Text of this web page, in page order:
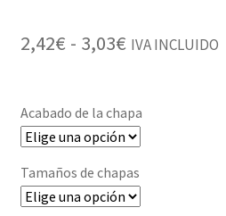
2,42€ - 3,03€ IVA INCLUIDO
Acabado de la chapa
Tamaños de chapas